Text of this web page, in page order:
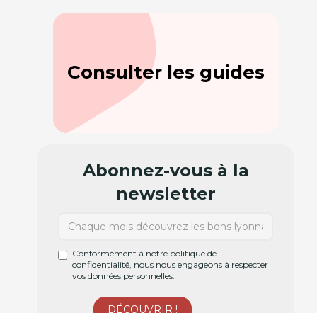
Consulter les guides
Abonnez-vous à la
newsletter
Conformément à notre politique de
confidentialité, nous nous engageons à respecter
vos données personnelles.